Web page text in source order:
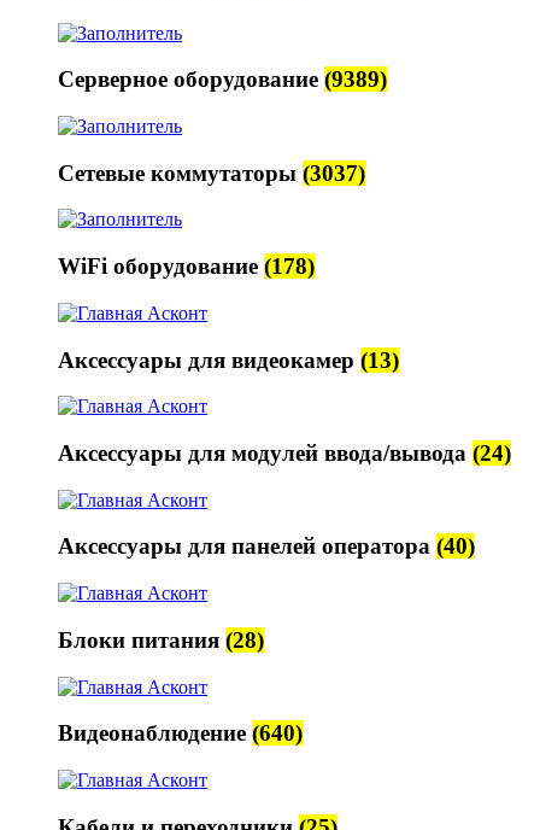
Серверное оборудование (9389)
Сетевые коммутаторы (3037)
WiFi оборудование (178)
Аксессуары для видеокамер (13)
Аксессуары для модулей ввода/вывода (24)
Аксессуары для панелей оператора (40)
Блоки питания (28)
Видеонаблюдение (640)